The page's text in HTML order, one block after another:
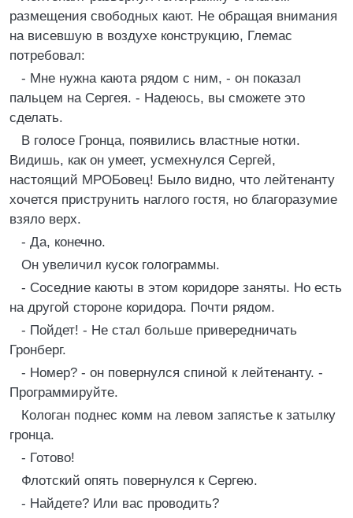
размещения свободных кают. Не обращая внимания
на висевшую в воздухе конструкцию, Глемас
потребовал:
- Мне нужна каюта рядом с ним, - он показал
пальцем на Сергея. - Надеюсь, вы сможете это
сделать.
В голосе Гронца, появились властные нотки.
Видишь, как он умеет, усмехнулся Сергей,
настоящий МРОБовец! Было видно, что лейтенанту
хочется приструнить наглого гостя, но благоразумие
взяло верх.
- Да, конечно.
Он увеличил кусок голограммы.
- Соседние каюты в этом коридоре заняты. Но есть
на другой стороне коридора. Почти рядом.
- Пойдет! - Не стал больше привередничать
Гронберг.
- Номер? - он повернулся спиной к лейтенанту. -
Программируйте.
Кологан поднес комм на левом запястье к затылку
гронца.
- Готово!
Флотский опять повернулся к Сергею.
- Найдете? Или вас проводить?